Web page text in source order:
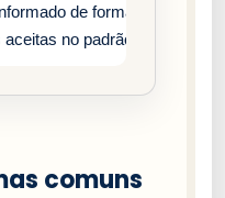
de forma
aceitas no padrão oficial da
comuns